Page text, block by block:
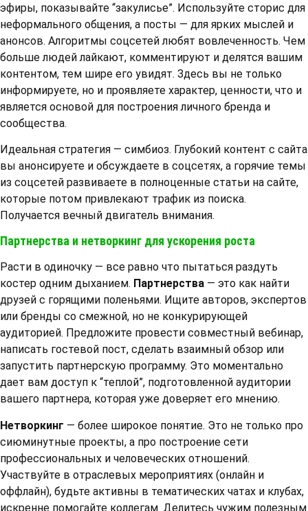
эфиры, показывайте “закулисье”. Используйте сторис для
неформального общения, а посты — для ярких мыслей и
анонсов. Алгоритмы соцсетей любят вовлеченность. Чем
больше людей лайкают, комментируют и делятся вашим
контентом, тем шире его увидят. Здесь вы не только
информируете, но и проявляете характер, ценности, что и
является основой для построения личного бренда и
сообщества.
Идеальная стратегия — симбиоз. Глубокий контент с сайта
вы анонсируете и обсуждаете в соцсетях, а горячие темы
из соцсетей развиваете в полноценные статьи на сайте,
которые потом привлекают трафик из поиска.
Получается вечный двигатель внимания.
Партнерства и нетворкинг для ускорения роста
Расти в одиночку — все равно что пытаться раздуть
костер одним дыханием. Партнерства — это как найти
друзей с горящими поленьями. Ищите авторов, экспертов
или бренды со смежной, но не конкурирующей
аудиторией. Предложите провести совместный вебинар,
написать гостевой пост, сделать взаимный обзор или
запустить партнерскую программу. Это моментально
дает вам доступ к “теплой”, подготовленной аудитории
вашего партнера, которая уже доверяет его мнению.
Нетворкинг — более широкое понятие. Это не только про
сиюминутные проекты, а про построение сети
профессиональных и человеческих отношений.
Участвуйте в отраслевых мероприятиях (онлайн и
оффлайн), будьте активны в тематических чатах и клубах,
искренне помогайте коллегам. Делитесь чужим полезным